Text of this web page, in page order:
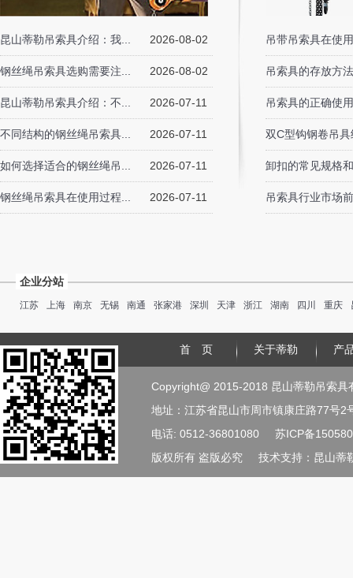
昆山蒂勒吊索具介绍：我... 2026-08-02
钢丝绳吊索具选购需要注... 2026-08-02
昆山蒂勒吊索具介绍：不... 2026-07-11
不同结构的钢丝绳吊索具... 2026-07-11
如何选择适合的钢丝绳吊... 2026-07-11
钢丝绳吊索具在使用过程... 2026-07-11
吊带吊索具在使
吊索具的存放方法
吊索具的正确使
双C型钩钢卷吊
卸扣的常见规格
吊索具行业市场
企业分站
江苏 上海 南京 无锡 南通 张家港 深圳 天津 浙江 湖南 四川 重庆
首 页 关于蒂勒 产
Copyright@ 2015-2018 昆山蒂勒吊索具
地址：江苏省昆山市周市镇康庄路77号2
电话: 0512-36801080
苏ICP备
版权所有 盗版必究
技术支持： 昆山蒂